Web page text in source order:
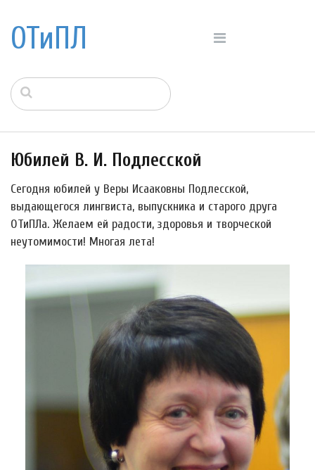
ОТиПЛ
Юбилей В. И. Подлесской
Сегодня юбилей у Веры Исааковны Подлесской,
выдающегося лингвиста, выпускника и старого друга
ОТиПЛа. Желаем ей радости, здоровья и творческой
неутомимости! Многая лета!